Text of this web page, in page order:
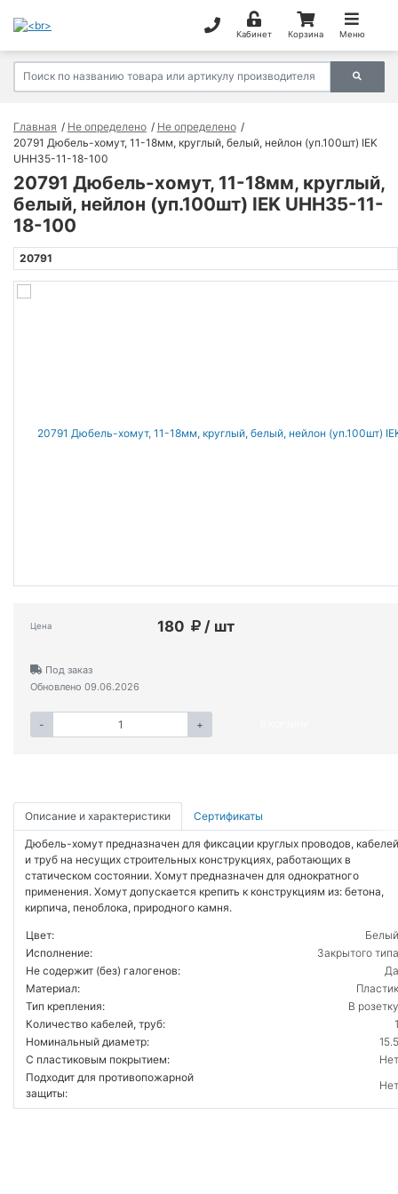
Кабинет Корзина Меню
Главная Не определено
Не определено
20791 Дюбель-хомут, 11-18мм, круглый, белый, нейлон (уп.100шт) IEK
UHH35-11-18-100
20791 Дюбель-хомут, 11-18мм, круглый,
белый, нейлон (уп.100шт) IEK UHH35-11-
18-100
20791
Цена 180 / шт
Под заказ
Обновлено 09.06.2026
- +
Описание и характеристики Сертификаты
Дюбель-хомут предназначен для фиксации круглых проводов, кабелей
и труб на несущих строительных конструкциях, работающих в
статическом состоянии. Хомут предназначен для однократного
применения. Хомут допускается крепить к конструкциям из: бетона,
кирпича, пеноблока, природного камня.
Цвет:
Белый
Исполнение:
Закрытого типа
Не содержит (без) галогенов:
Да
Материал:
Пластик
Тип крепления:
В розетку
Количество кабелей, труб:
1
Номинальный диаметр:
15.5
С пластиковым покрытием:
Нет
Подходит для противопожарной
защиты:
Нет